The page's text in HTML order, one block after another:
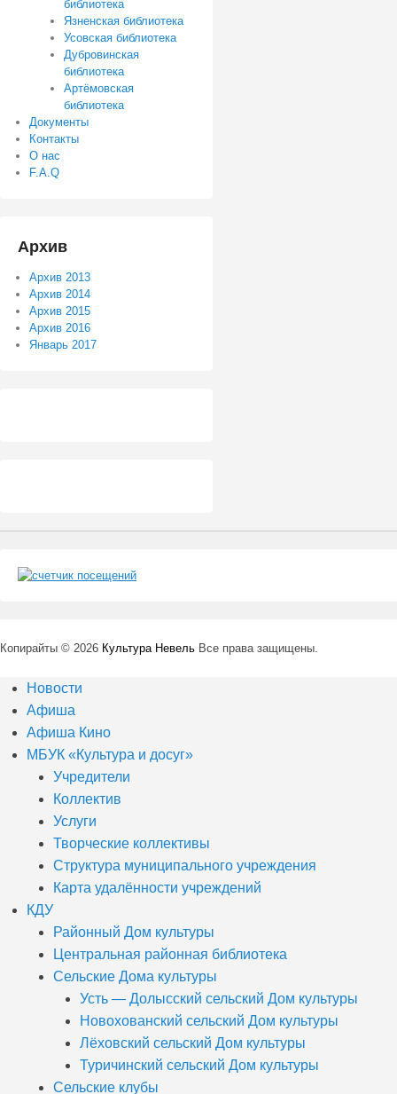
библиотека
Язненская библиотека
Усовская библиотека
Дубровинская
библиотека
Артёмовская
библиотека
Документы
Контакты
О нас
F.A.Q
Архив
Архив 2013
Архив 2014
Архив 2015
Архив 2016
Январь 2017
Копирайты © 2026 Культура Невель Все права защищены.
Новости
Афиша
Афиша Кино
МБУК «Культура и досуг»
Учредители
Коллектив
Услуги
Творческие коллективы
Структура муниципального учреждения
Карта удалённости учреждений
КДУ
Районный Дом культуры
Центральная районная библиотека
Сельские Дома культуры
Усть — Долысский сельский Дом культуры
Новохованский сельский Дом культуры
Лёховский сельский Дом культуры
Туричинский сельский Дом культуры
Сельские клубы